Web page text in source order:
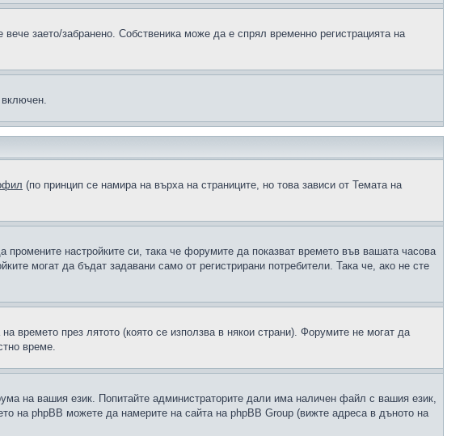
заето/забранено. Собственика може да е спрял временно регистрацията на
включен.
(по принцип се намира на върха на страниците, но това зависи от Темата на
настройките си, така че форумите да показват времето във вашата часова
могат да бъдат задавани само от регистрирани потребители. Така че, ако не сте
времето през лятото (която се използва в някои страни). Форумите не могат да
време.
на вашия език. Попитайте администраторите дали има наличен файл с вашия език,
на phpBB можете да намерите на сайта на phpBB Group (вижте адреса в дъното на